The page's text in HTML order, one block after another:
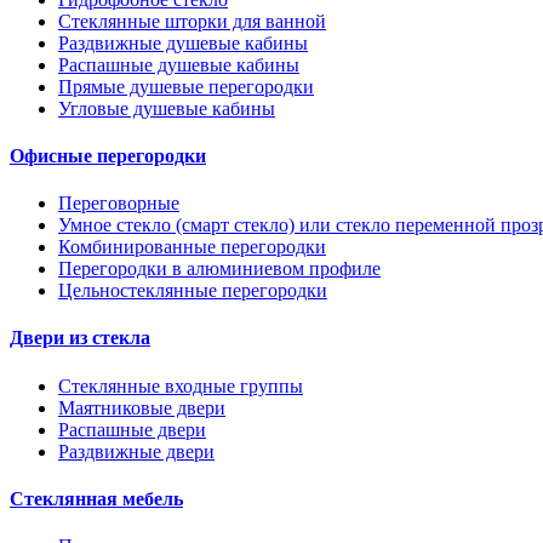
Стеклянные шторки для ванной
Раздвижные душевые кабины
Распашные душевые кабины
Прямые душевые перегородки
Угловые душевые кабины
Офисные перегородки
Переговорные
Умное стекло (смарт стекло) или стекло переменной
Комбинированные перегородки
Перегородки в алюминиевом профиле
Цельностеклянные перегородки
Двери из стекла
Стеклянные входные группы
Маятниковые двери
Распашные двери
Раздвижные двери
Стеклянная мебель